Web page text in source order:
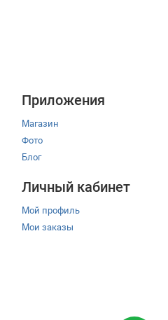
Приложения
Магазин
Фото
Блог
Личный кабинет
Мой профиль
Мои заказы